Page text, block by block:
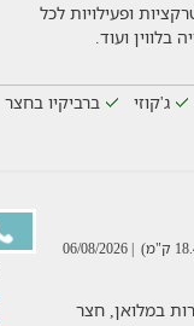
ופעילויות לכל
ועוד.
ג'קוזי ברביקיו בחצר
| 06/08/2026
במלואן, חצר